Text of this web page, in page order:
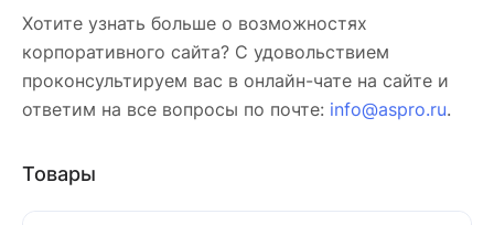
Хотите узнать больше о возможностях
корпоративного сайта? С удовольствием
проконсультируем вас в онлайн-чате на сайте и
ответим на все вопросы по почте: info@aspro.ru.
Товары